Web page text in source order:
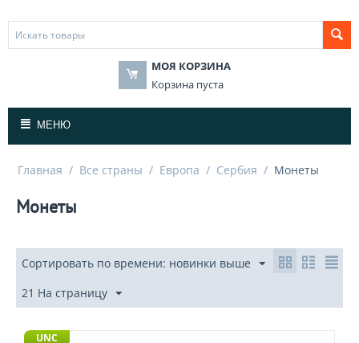
МОЯ КОРЗИНА
Корзина пуста
МЕНЮ
Главная / Все страны / Европа / Сербия / Монеты
Монеты
Сортировать по времени: новинки выше
21 На страницу
UNC